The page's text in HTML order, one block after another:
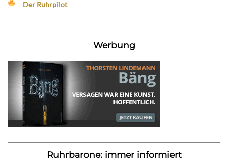
Der Ruhrpilot
Werbung
Ruhrbarone: immer informiert